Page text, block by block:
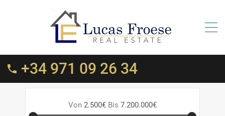
+34 971 09 26 34
Von 2.500€ Bis 7.200.000€